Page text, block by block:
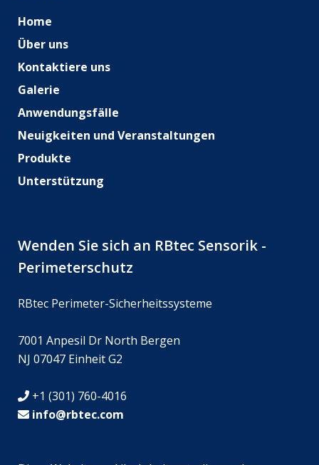
Home
Über uns
Kontaktiere uns
Galerie
Anwendungsfälle
Neuigkeiten und Veranstaltungen
Produkte
Unterstützung
Wenden Sie sich an RBtec Sensorik -
Perimeterschutz
RBtec Perimeter-Sicherheitssysteme
7001 Anpesil Dr North Bergen
NJ 07047 Einheit G2
+1 (301) 760-4016
info@rbtec.com